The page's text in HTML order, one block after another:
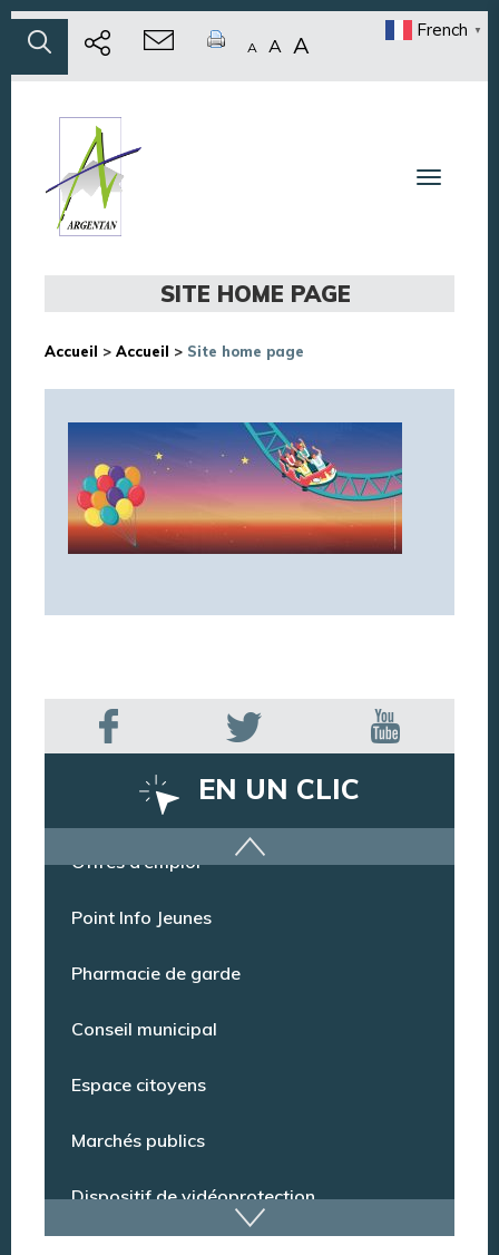
A A A
French ▼
Toggle
SITE HOME PAGE
Accueil > Accueil > Site home page
EN UN CLIC
Dispositif de vidéoprotection